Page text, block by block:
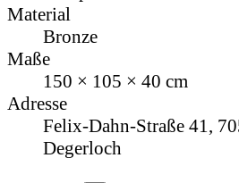
Material
Bronze
Maße
150 × 105 × 40 cm
Adresse
Felix-Dahn-Straße 41,
Degerloch